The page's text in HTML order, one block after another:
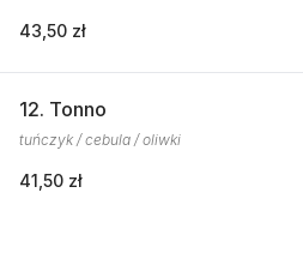
43,50 zł
12. Tonno
tuńczyk / cebula / oliwki
41,50 zł